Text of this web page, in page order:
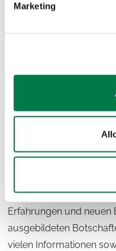
Marketing
Moderatoren endlich
Botschafter für
interessanter Tag ging
Erfahrungen und neuen
ausgebildeten
vielen Informationen